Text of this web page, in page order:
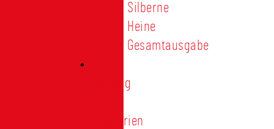
Silberne
Heine
Gesamtausgabe
Satzung
Regularien